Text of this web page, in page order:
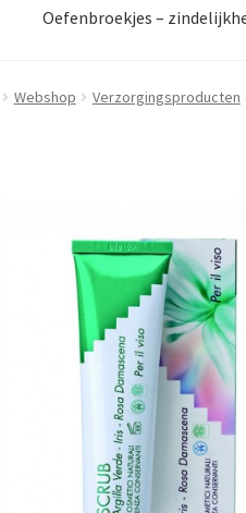
Oefenbroekjes –
Webshop Verzorgingsproducten